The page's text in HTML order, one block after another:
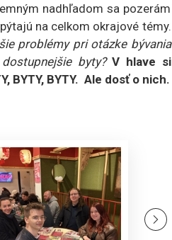
nadhľadom sa pozerám
na celkom okrajové témy.
problémy pri otázke bývania
byty? V hlave si
BYTY, BYTY. Ale dosť o nich.